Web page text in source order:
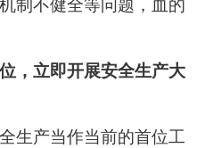
制不健全等问题，血的
立即开展安全生产大
产当作当前的首位工